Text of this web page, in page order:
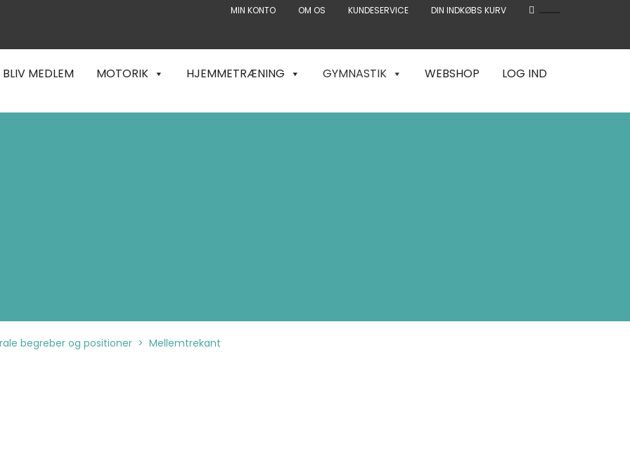
MIN KONTO OM OS KUNDESERVICE DIN INDKØBS KURV
BLIV MEDLEM MOTORIK HJEMMETRÆNING GYMNASTIK WEBSHOP LOG IND
begreber og positioner > Mellemtrekant